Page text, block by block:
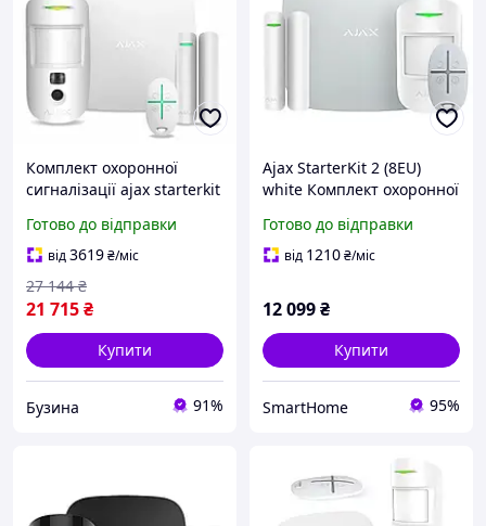
Комплект охоронної
сигналізації ajax starterkit
підтримкою hdr включає
hub 2 plus buzyna
Готово до відправки
від3619₴/міс
21 715₴
27 144 ₴
Купити
Бузина 91%
Ajax StarterKit 2 (8EU)
white Комплект охоронної
Готово до відправки
від 1210₴/міс
12 099₴
Купити
SmartHome 95%